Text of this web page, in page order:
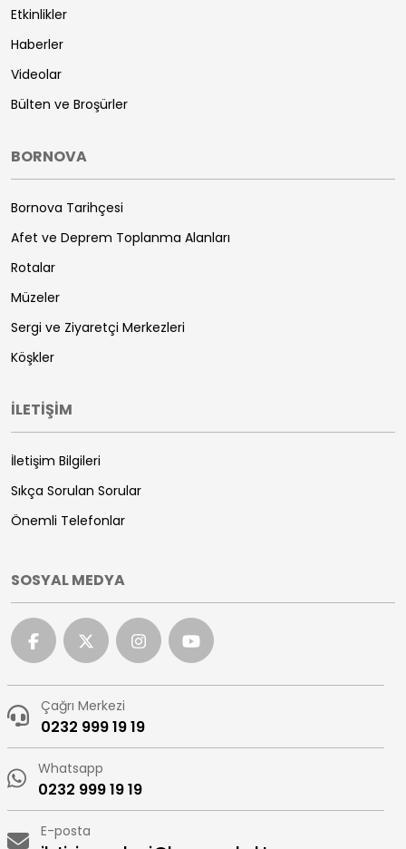
Etkinlikler
Haberler
Videolar
Bülten ve Broşürler
BORNOVA
Bornova Tarihçesi
Afet ve Deprem Toplanma Alanları
Rotalar
Müzeler
Sergi ve Ziyaretçi Merkezleri
Köşkler
İLETİŞİM
İletişim Bilgileri
Sıkça Sorulan Sorular
Önemli Telefonlar
SOSYAL MEDYA
Çağrı Merkezi
0232 999 19 19
Whatsapp
0232 999 19 19
E-posta